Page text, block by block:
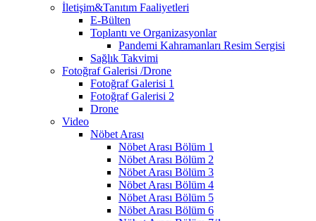
İletişim&Tanıtım Faaliyetleri
E-Bülten
Toplantı ve Organizasyonlar
Pandemi Kahramanları Resim Sergisi
Sağlık Takvimi
Fotoğraf Galerisi /Drone
Fotoğraf Galerisi 1
Fotoğraf Galerisi 2
Drone
Video
Nöbet Arası
Nöbet Arası Bölüm 1
Nöbet Arası Bölüm 2
Nöbet Arası Bölüm 3
Nöbet Arası Bölüm 4
Nöbet Arası Bölüm 5
Nöbet Arası Bölüm 6